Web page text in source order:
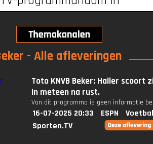
- Alle afleveringen
Toto KNVB Beker: Haller scoort
in meteen na rust.
Van dit programma is geen informatie
16-07-2025 20:33 ESPN
Sporten.TV